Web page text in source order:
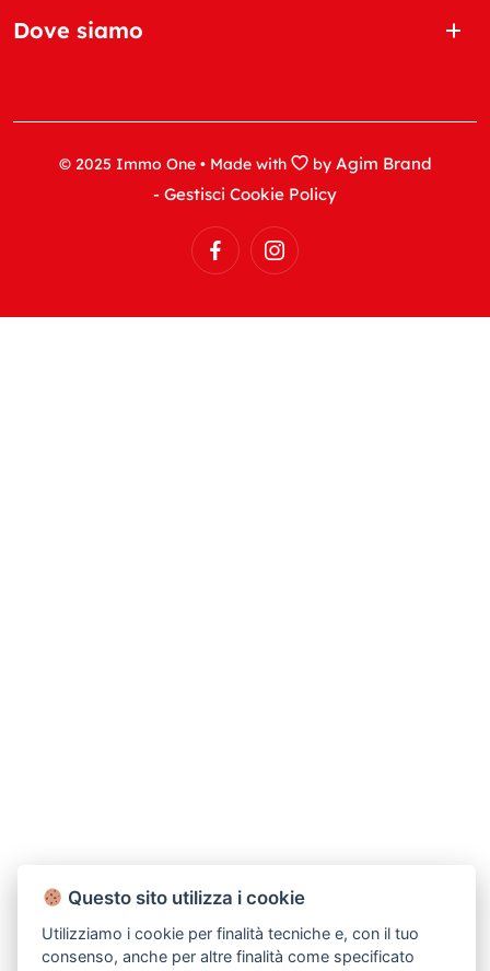
Dove siamo
© 2025 Immo One • Made with by Agim Brand
- Gestisci Cookie Policy
Questo sito utilizza i cookie
Utilizziamo i cookie per finalità tecniche e, con il tuo
consenso, anche per altre finalità come specificato